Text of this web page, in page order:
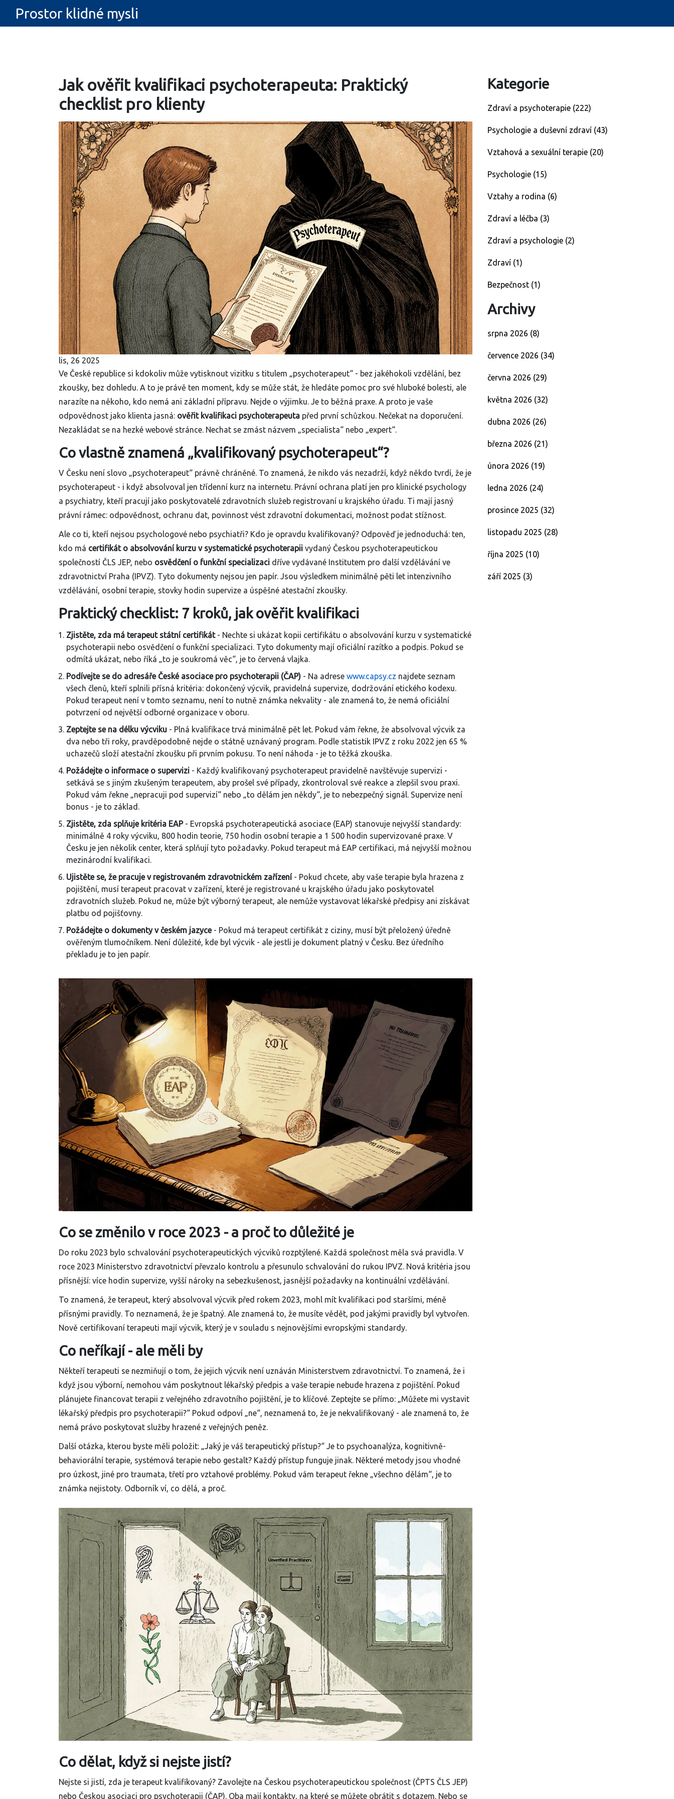
Prostor klidné mysli
Jak ověřit kvalifikaci psychoterapeuta: Praktický
checklist pro klienty
lis, 26 2025
Ve České republice si kdokoliv může vytisknout vizitku s titulem „psychoterapeut“ - bez jakéhokoli vzdělání, bez
zkoušky, bez dohledu. A to je právě ten moment, kdy se může stát, že hledáte pomoc pro své hluboké bolesti, ale
narazíte na někoho, kdo nemá ani základní přípravu. Nejde o výjimku. Je to běžná praxe. A proto je vaše
odpovědnost jako klienta jasná: ověřit kvalifikaci psychoterapeuta před první schůzkou. Nečekat na doporučení.
Nezakládat se na hezké webové stránce. Nechat se zmást názvem „specialista“ nebo „expert“.
Co vlastně znamená „kvalifikovaný psychoterapeut“?
V Česku není slovo „psychoterapeut“ právně chráněné. To znamená, že nikdo vás nezadrží, když někdo tvrdí, že je
psychoterapeut - i když absolvoval jen třídenní kurz na internetu. Právní ochrana platí jen pro klinické psychology
a psychiatry, kteří pracují jako poskytovatelé zdravotních služeb registrovaní u krajského úřadu. Ti mají jasný
právní rámec: odpovědnost, ochranu dat, povinnost vést zdravotní dokumentaci, možnost podat stížnost.
Ale co ti, kteří nejsou psychologové nebo psychiatři? Kdo je opravdu kvalifikovaný? Odpověď je jednoduchá: ten,
kdo má certifikát o absolvování kurzu v systematické psychoterapii vydaný Českou psychoterapeutickou
společností ČLS JEP, nebo osvědčení o funkční specializaci dříve vydávané Institutem pro další vzdělávání ve
zdravotnictví Praha (IPVZ). Tyto dokumenty nejsou jen papír. Jsou výsledkem minimálně pěti let intenzivního
vzdělávání, osobní terapie, stovky hodin supervize a úspěšné atestační zkoušky.
Praktický checklist: 7 kroků, jak ověřit kvalifikaci
Zjistěte, zda má terapeut státní certifikát- Nechte si ukázat kopii certifikátu o absolvování kurzu v systematické
psychoterapii nebo osvědčení o funkční specializaci. Tyto dokumenty mají oficiální razítko a podpis. Pokud se
odmítá ukázat, nebo říká „to je soukromá věc“, je to červená vlajka.
Podívejte se do adresáře České asociace pro psychoterapii (ČAP) - Na adrese www.capsy.cz najdete seznam
všech členů, kteří splnili přísná kritéria: dokončený výcvik, pravidelná supervize, dodržování etického kodexu.
Pokud terapeut není v tomto seznamu, není to nutně známka nekvality - ale znamená to, že nemá oficiální
potvrzení od největší odborné organizace v oboru.
Zeptejte se na délku výcviku - Plná kvalifikace trvá minimálně pět let. Pokud vám řekne, že absolvoval výcvik za
dva nebo tři roky, pravděpodobně nejde o státně uznávaný program. Podle statistik IPVZ z roku 2022 jen 65 %
uchazečů složí atestační zkoušku při prvním pokusu. To není náhoda - je to těžká zkouška.
Požádejte o informace o supervizi - Každý kvalifikovaný psychoterapeut pravidelně navštěvuje supervizi -
setkává se s jiným zkušeným terapeutem, aby prošel své případy, zkontroloval své reakce a zlepšil svou praxi.
Pokud vám řekne „nepracuji pod supervizí“ nebo „to dělám jen někdy“, je to nebezpečný signál. Supervize není
bonus - je to základ.
Zjistěte, zda splňuje kritéria EAP- Evropská psychoterapeutická asociace (EAP) stanovuje nejvyšší standardy:
minimálně 4 roky výcviku, 800 hodin teorie, 750 hodin osobní terapie a 1 500 hodin supervizované praxe. V
Česku je jen několik center, která splňují tyto požadavky. Pokud terapeut má EAP certifikaci, má nejvyšší možnou
mezinárodní kvalifikaci.
Ujistěte se, že pracuje v registrovaném zdravotnickém zařízení- Pokud chcete, aby vaše terapie byla hrazena z
pojištění, musí terapeut pracovat v zařízení, které je registrované u krajského úřadu jako poskytovatel
zdravotních služeb. Pokud ne, může být výborný terapeut, ale nemůže vystavovat lékařské předpisy ani získávat
platbu od pojišťovny.
Požádejte o dokumenty v českém jazyce- Pokud má terapeut certifikát z ciziny, musí být přeložený úředně
ověřeným tlumočníkem. Není důležité, kde byl výcvik - ale jestli je dokument platný v Česku. Bez úředního
překladu je to jen papír.
Co se změnilo v roce 2023 - a proč to důležité je
Do roku 2023 bylo schvalování psychoterapeutických výcviků rozptýlené. Každá společnost měla svá pravidla. V
roce 2023 Ministerstvo zdravotnictví převzalo kontrolu a přesunulo schvalování do rukou IPVZ. Nová kritéria jsou
přísnější: více hodin supervize, vyšší nároky na sebezkušenost, jasnější požadavky na kontinuální vzdělávání.
To znamená, že terapeut, který absolvoval výcvik před rokem 2023, mohl mít kvalifikaci pod staršími, méně
přísnými pravidly. To neznamená, že je špatný. Ale znamená to, že musíte vědět, pod jakými pravidly byl vytvořen.
Nově certifikovaní terapeuti mají výcvik, který je v souladu s nejnovějšími evropskými standardy.
Co neříkají - ale měli by
Někteří terapeuti se nezmiňují o tom, že jejich výcvik není uznáván Ministerstvem zdravotnictví. To znamená, že i
když jsou výborní, nemohou vám poskytnout lékařský předpis a vaše terapie nebude hrazena z pojištění. Pokud
plánujete financovat terapii z veřejného zdravotního pojištění, je to klíčové. Zeptejte se přímo: „Můžete mi vystavit
lékařský předpis pro psychoterapii?“ Pokud odpoví „ne“, neznamená to, že je nekvalifikovaný - ale znamená to, že
nemá právo poskytovat služby hrazené z veřejných peněz.
Další otázka, kterou byste měli položit: „Jaký je váš terapeutický přístup?“ Je to psychoanalýza, kognitivně-
behaviorální terapie, systémová terapie nebo gestalt? Každý přístup funguje jinak. Některé metody jsou vhodné
pro úzkost, jiné pro traumata, třetí pro vztahové problémy. Pokud vám terapeut řekne „všechno dělám“, je to
známka nejistoty. Odborník ví, co dělá, a proč.
Co dělat, když si nejste jistí?
Nejste si jistí, zda je terapeut kvalifikovaný? Zavolejte na Českou psychoterapeutickou společnost (ČPTS ČLS JEP)
nebo Českou asociaci pro psychoterapii (ČAP). Oba mají kontakty, na které se můžete obrátit s dotazem. Nebo se
Kategorie
Zdraví a psychoterapie (222)
Psychologie a duševní zdraví (43)
Vztahová a sexuální terapie (20)
Psychologie (15)
Vztahy a rodina (6)
Zdraví a léčba (3)
Zdraví a psychologie (2)
Zdraví (1)
Bezpečnost (1)
Archivy
srpna 2026 (8)
července 2026 (34)
června 2026 (29)
května 2026 (32)
dubna 2026 (26)
března 2026 (21)
února 2026 (19)
ledna 2026 (24)
prosince 2025 (32)
listopadu 2025 (28)
října 2025 (10)
září 2025 (3)